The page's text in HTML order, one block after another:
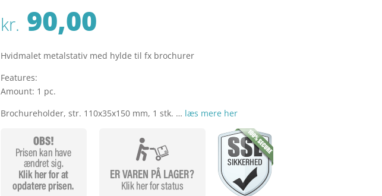
kr. 90,00
Hvidmalet metalstativ med hylde til fx brochurer
Features:
Amount: 1 pc.
Brochureholder, str. 110x35x150 mm, 1 stk. … læs mere her